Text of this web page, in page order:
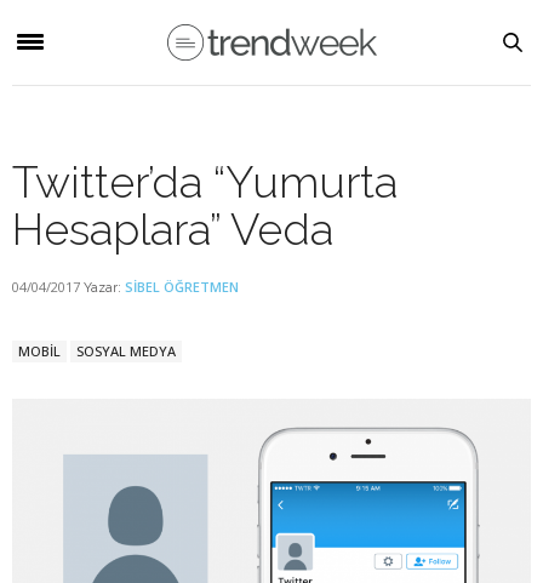
Twitter’da “Yumurta
Hesaplara” Veda
04/04/2017 Yazar: SIBEL ÖĞRETMEN
MOBİL SOSYAL MEDYA